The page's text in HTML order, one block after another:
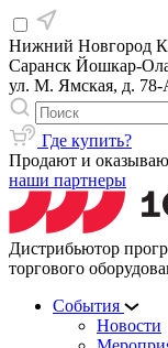
Нижний Новгород
Саранск Йошкар-
ул. М. Ямская, д. 78-
Где купить?
Продают и
наши партнеры
Дистрибьютор
торгового
События
Новости